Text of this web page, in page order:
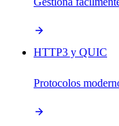
HTTP3 y QUIC
Protocolos